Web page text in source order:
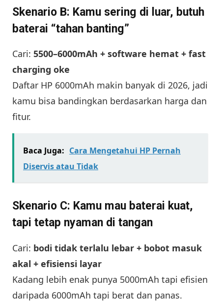
Skenario B: Kamu sering di luar, butuh
baterai “tahan banting”
Cari: 5500–6000mAh + software hemat + fast
charging oke
Daftar HP 6000mAh makin banyak di 2026, jadi
kamu bisa bandingkan berdasarkan harga dan
fitur.
Baca Juga: Cara Mengetahui HP Pernah
Diservis atau Tidak
Skenario C: Kamu mau baterai kuat,
tapi tetap nyaman di tangan
Cari: bodi tidak terlalu lebar + bobot masuk
akal + efisiensi layar
Kadang lebih enak punya 5000mAh tapi efisien
daripada 6000mAh tapi berat dan panas.